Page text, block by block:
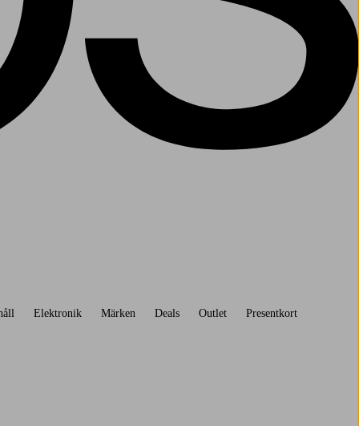
Elektronik Märken Deals Outlet Presentkort